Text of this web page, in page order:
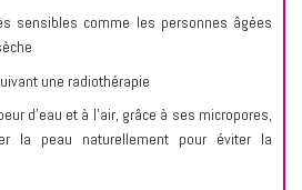
sensibles comme les personnes âgées
une radiothérapie
d’eau et à l’air, grâce à ses micropores,
la peau naturellement pour éviter la